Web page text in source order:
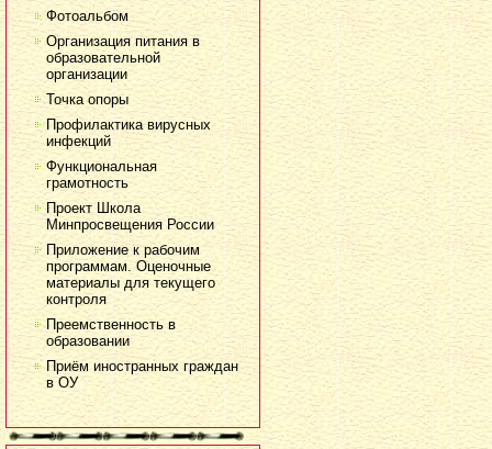
Фотоальбом
Организация питания в
образовательной
организации
Точка опоры
Профилактика вирусных
инфекций
Функциональная
грамотность
Проект Школа
Минпросвещения России
Приложение к рабочим
программам. Оценочные
материалы для текущего
контроля
Преемственность в
образовании
Приём иностранных граждан
в ОУ